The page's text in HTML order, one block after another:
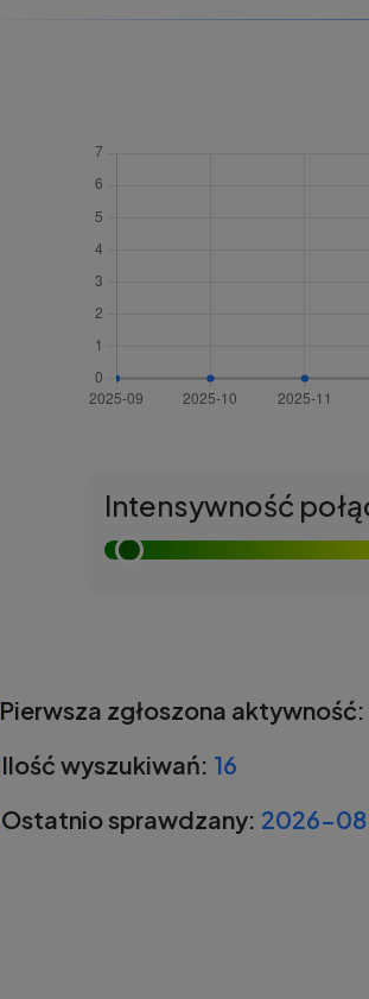
Intensywność
Pierwsza zgłoszona aktywność:
Ilość wyszukiwań: 16
Ostatnio sprawdzany: 2026-